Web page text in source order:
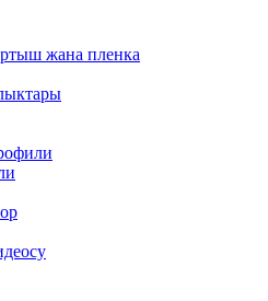
жана пленка